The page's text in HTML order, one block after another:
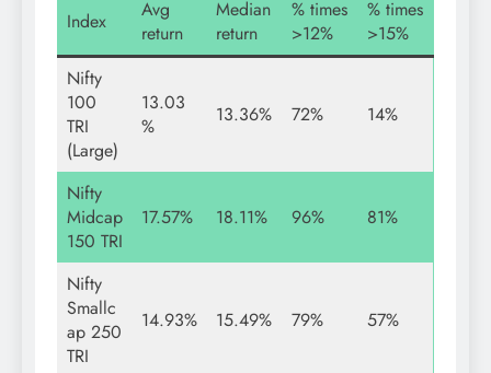
Index
Avg
return
Median
return
% times
>12%
% times
>15%
Nifty
100
TRI
(Large)
13.03
%
13.36% 72% 14%
Nifty
Midcap
150 TRI
17.57% 18.11% 96% 81%
Nifty
Smallc
ap 250
TRI
14.93% 15.49% 79% 57%